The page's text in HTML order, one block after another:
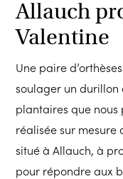
Allauch
Valentine
Une paire
soulager un durillon
plantaires que nous
réalisée sur
situé à Allauch, à
pour répondre aux